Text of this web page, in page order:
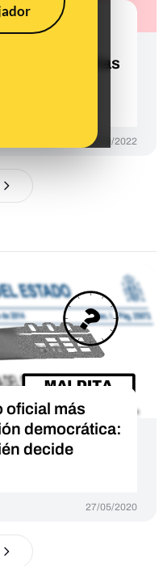
por las
decretó 70 días
de
09/09/2022
oficial más
democrática:
decide
27/05/2020